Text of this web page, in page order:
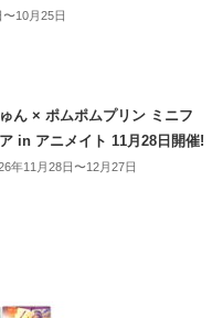
〜10月25日
ん × ポムポムプリン ミニフ
in アニメイト 11月28日開催!
年11月28日〜12月27日